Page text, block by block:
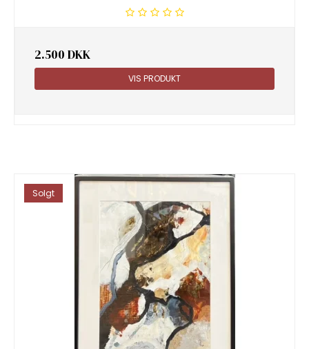
2.500 DKK
VIS PRODUKT
Solgt